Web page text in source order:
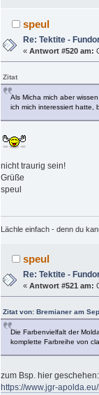
speul
Re: Tektite -
«Antwort #520 am:
Zitat
Als Micha mich aber
ich mich interessiert hatte,
nicht traurig sein!
Grüße
speul
Lächle einfach - denn du
speul
Re: Tektite -
«Antwort #521 am:
Zitat von: Bremianer am
Die Farbenvielfalt der
komplette Farbreihe von
zum Bsp. hier geschehen:
https://www.jgr-